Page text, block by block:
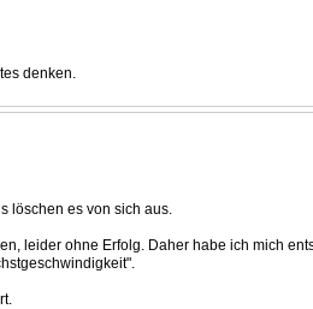
denken.
löschen es von sich aus.
leider ohne Erfolg. Daher habe ich mich